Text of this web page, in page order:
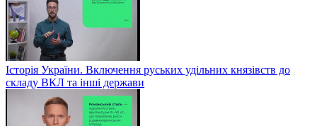
Історія України. Включення руських удільних князівств до
складу ВКЛ та інші держави